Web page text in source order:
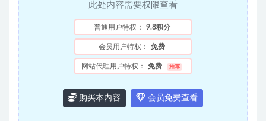
此处内容需要权限查看
普通用户特权： 9.8积分
会员用户特权： 免费
网站代理用户特权： 免费 推荐
购买本内容 会员免费查看